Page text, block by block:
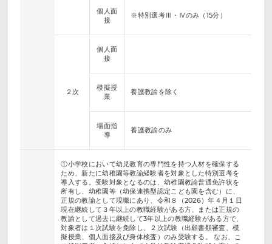
個人面
接
※特別選考Ⅲ・Ⅳのみ（15分）
２次
個人面
接
模擬授
業
養護教諭を除く
場面指
導
養護教諭のみ
①小学校において幼児教育の専門性を持つ人材を確保する
ため、新たに幼稚園等教諭経験者を対象とした特別選考を
導入する。受験対象となるのは、幼稚園教諭普通免許状を
所有し、幼稚園等（幼保連携型認定こども園を含む）に、
正規の教諭として現職にあり、令和８（2026）年４月１日
現在継続して３年以上の教職経験がある方、または正規の
教諭として過去に継続して3年以上の教職経験がある方で、
対象者は１次試験を免除し、２次試験（出願書類審査、模
擬授業、個人面接及び身体検査）のみ受験する。 なお、こ